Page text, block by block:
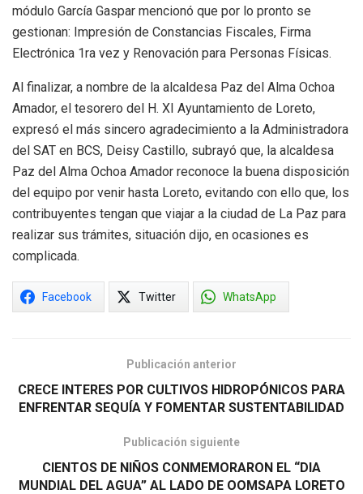
módulo García Gaspar mencionó que por lo pronto se
gestionan: Impresión de Constancias Fiscales, ⁠Firma
Electrónica 1ra vez y Renovación para Personas Físicas.
Al finalizar, a nombre de la alcaldesa Paz del Alma Ochoa
Amador, el tesorero del H. XI Ayuntamiento de Loreto,
expresó el más sincero agradecimiento a la Administradora
del SAT en BCS, Deisy Castillo, subrayó que, la alcaldesa
Paz del Alma Ochoa Amador reconoce la buena disposición
del equipo por venir hasta Loreto, evitando con ello que, los
contribuyentes tengan que viajar a la ciudad de La Paz para
realizar sus trámites, situación dijo, en ocasiones es
complicada.
Facebook Twitter WhatsApp
Publicación anterior
CRECE INTERES POR CULTIVOS HIDROPÓNICOS PARA
ENFRENTAR SEQUÍA Y FOMENTAR SUSTENTABILIDAD
Publicación siguiente
CIENTOS DE NIÑOS CONMEMORARON EL “DIA
MUNDIAL DEL AGUA” AL LADO DE OOMSAPA LORETO